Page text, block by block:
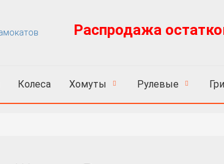
Распродажа
Колеса Хомуты Рулевые